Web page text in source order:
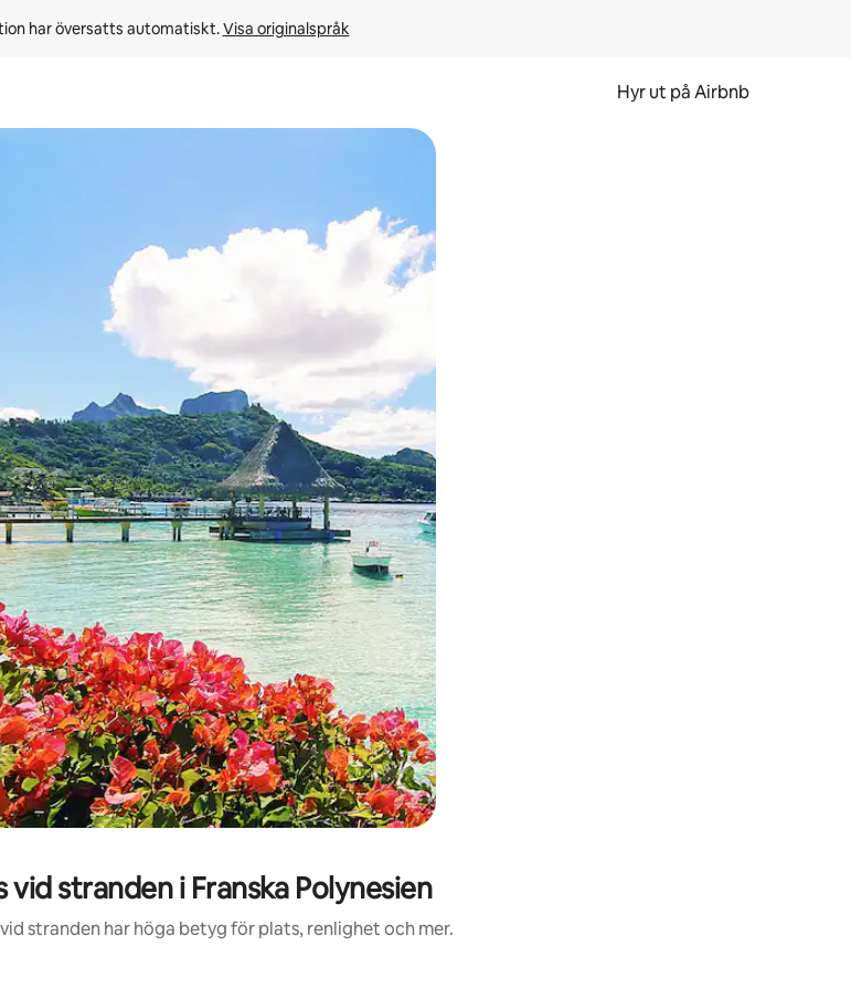
har översatts automatiskt. Visa originalspråk
Hyr ut på Airbnb
eller utforska genom att trycka eller svepa.
vid stranden i Franska Polynesien
stranden har höga betyg för plats, renlighet och mer.